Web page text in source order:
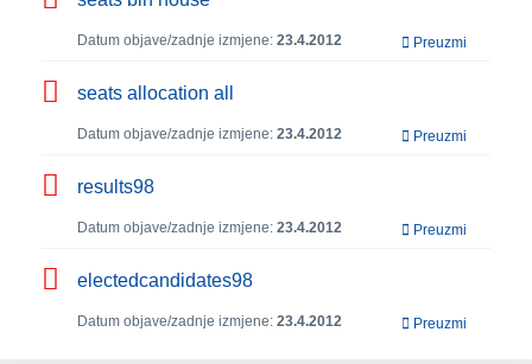
Datum objave/zadnje izmjene: 23.4.2012 Preuzmi
seats allocation all
Datum objave/zadnje izmjene: 23.4.2012 Preuzmi
results98
Datum objave/zadnje izmjene: 23.4.2012 Preuzmi
electedcandidates98
Datum objave/zadnje izmjene: 23.4.2012 Preuzmi